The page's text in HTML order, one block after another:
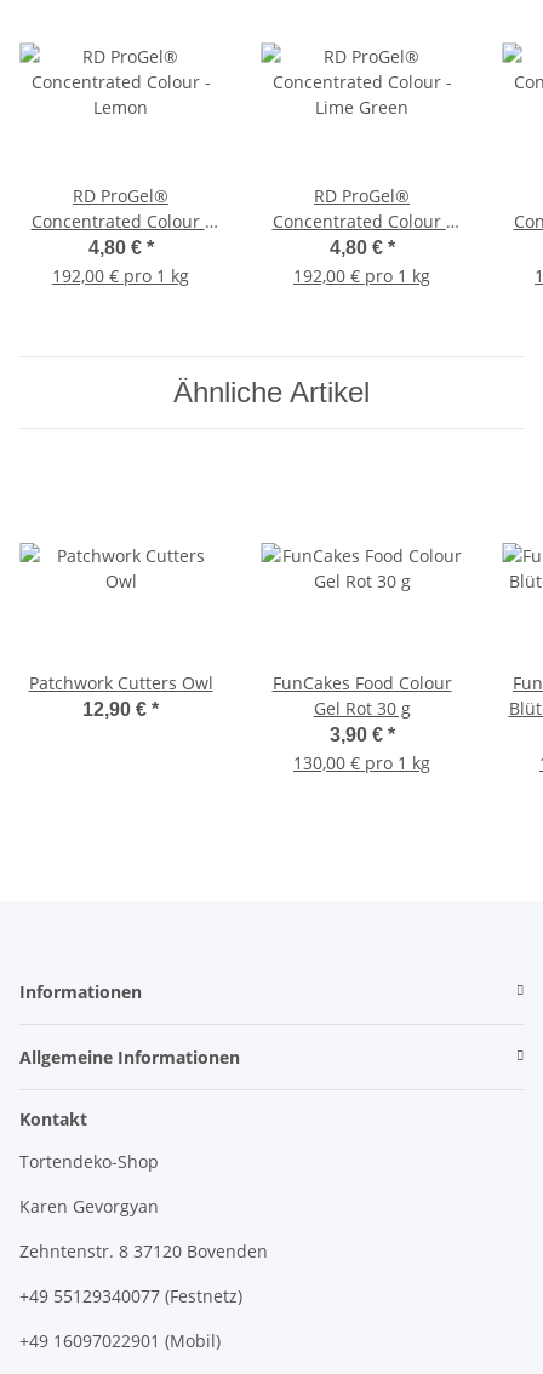
RD ProGel®
Concentrated Colour -
Lemon
4,80 € *
192,00 € pro 1 kg
RD ProGel®
Concentrated Colour -
Lime Green
4,80 € *
192,00 € pro 1 kg
Ähnliche Artikel
Patchwork Cutters Owl
12,90 € *
FunCakes Food Colour
Gel Rot 30 g
3,90 € *
130,00 € pro 1 kg
Informationen
Allgemeine Informationen
Kontakt
Tortendeko-Shop
Karen Gevorgyan
Zehntenstr. 8 37120 Bovenden
+49 55129340077 (Festnetz)
+49 16097022901 (Mobil)